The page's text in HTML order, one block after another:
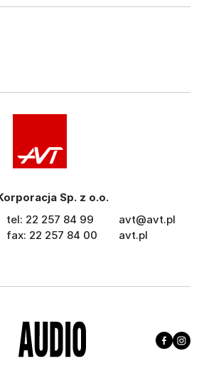
Sp. z o.o.
tel: 22 257 84 99
fax: 22 257 84 00
avt@avt.pl
avt.pl